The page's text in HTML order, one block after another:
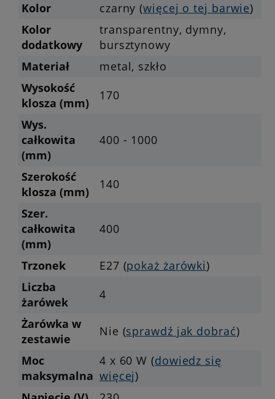
Kolor
czarny (więcej o tej barwie)
Kolor
dodatkowy
transparentny, dymny,
bursztynowy
Materiał
metal, szkło
Wysokość
klosza (mm)
170
Wys.
całkowita
(mm)
400 - 1000
Szerokość
klosza (mm)
140
Szer.
całkowita
(mm)
400
Trzonek E27 (pokaż żarówki)
Liczba
żarówek
4
Żarówka w
zestawie
Nie (sprawdź jak dobrać)
Moc
maksymalna
4 x 60 W (dowiedz się
więcej)